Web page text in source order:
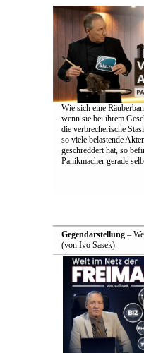
Wie sich eine
wenn sie bei ihrem
die verbrecherische
so viele belastende
geschreddert hat, so
Panikmacher gerade
Gegendarstellung–
(von Ivo Sasek)